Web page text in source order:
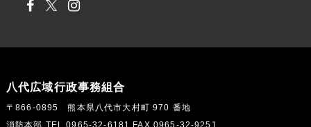
八代広域行政事務組合
〒866-0895 熊本県八代市大村町 970 番地
消防本部 TEL 0965-32-6181 FAX 0965-32-9251